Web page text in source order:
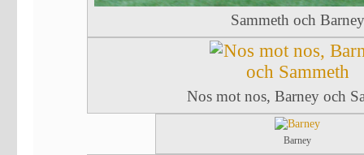
Sammeth och Barney
Nos mot nos, Barney och
Barney